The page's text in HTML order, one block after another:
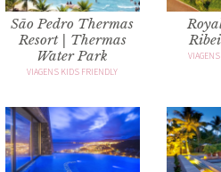
São Pedro Thermas
Resort | Thermas
Water Park
VIAGENS KIDS FRIENDLY